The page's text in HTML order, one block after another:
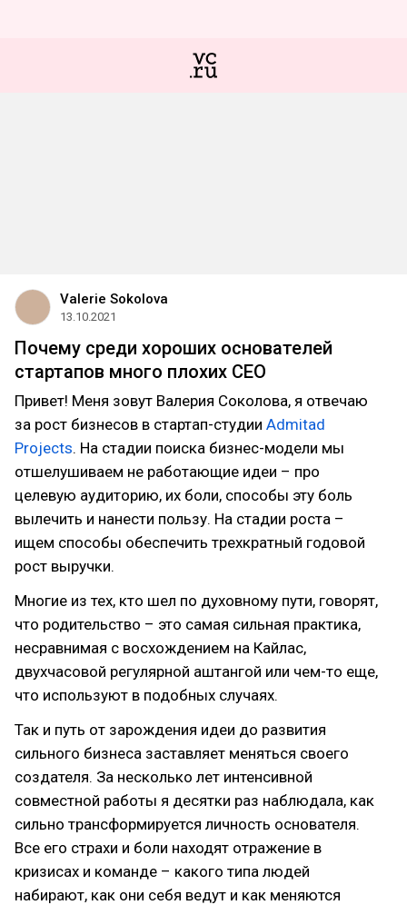
Valerie Sokolova
13.10.2021
Почему среди хороших основателей
стартапов много плохих СЕО
Привет! Меня зовут Валерия Соколова, я отвечаю
за рост бизнесов в cтартап-студии Admitad
Projects. На стадии поиска бизнес-модели мы
отшелушиваем не работающие идеи – про
целевую аудиторию, их боли, способы эту боль
вылечить и нанести пользу. На стадии роста –
ищем способы обеспечить трехкратный годовой
рост выручки.
Многие из тех, кто шел по духовному пути, говорят,
что родительство – это самая сильная практика,
несравнимая с восхождением на Кайлас,
двухчасовой регулярной аштангой или чем-то еще,
что используют в подобных случаях.
Так и путь от зарождения идеи до развития
сильного бизнеса заставляет меняться своего
создателя. За несколько лет интенсивной
совместной работы я десятки раз наблюдала, как
сильно трансформируется личность основателя.
Все его страхи и боли находят отражение в
кризисах и команде – какого типа людей
набирают, как они себя ведут и как меняются